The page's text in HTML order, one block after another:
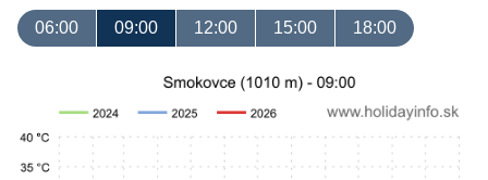
06:00 09:00 12:00 15:00 18:00